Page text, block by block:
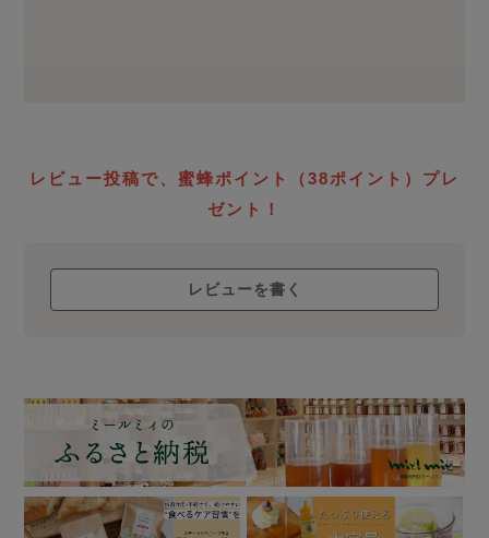
レビュー投稿で、蜜蜂ポイント（38ポイント）プレ
ゼント！
レビューを書く